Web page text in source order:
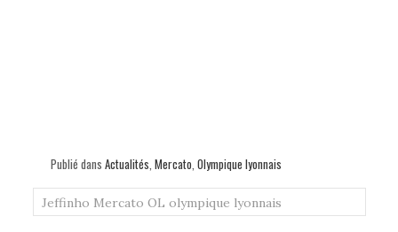
Publié dans Actualités Mercato Olympique lyonnais
Jeffinho Mercato OL olympique lyonnais